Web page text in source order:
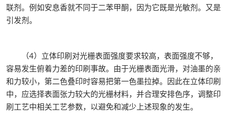
联剂。例如安息香就不同于二苯甲酮，因为它既是光敏剂。又是
引发剂。
（4）立体印刷对光栅表面强度要求较高，表面强度不够，
容易发生俯着力差的印刷事故。由于光栅表面光滑，对油墨的亲
和力较小，第二色叠印时容易把第一色墨拉掉。因此在立体印刷
中，应选择表面张力较大的光栅材料，并合理安排色序，调整印
刷工艺中相关工艺参数，以避免和减少上述现象的发生。